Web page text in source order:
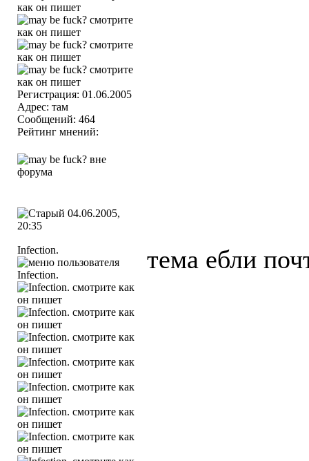
Регистрация: 01.06.2005
Адрес: там
Сообщений: 464
Рейтинг мнений:
04.06.2005,
20:35
Infection. тема ебли